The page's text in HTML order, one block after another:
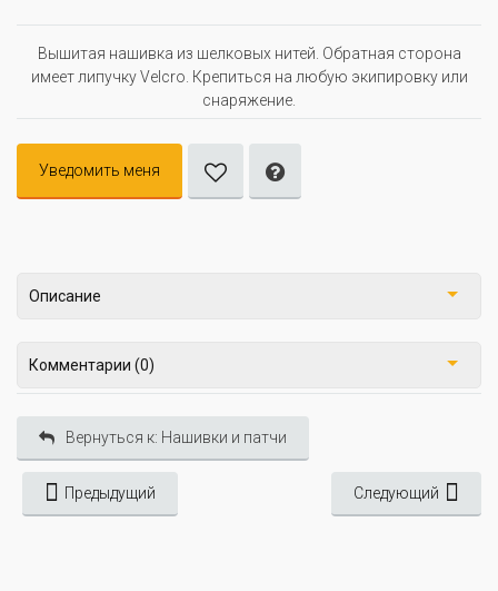
Вышитая нашивка из шелковых нитей. Обратная сторона
имеет липучку Velcro. Крепиться на любую экипировку или
снаряжение.
Уведомить меня
Описание
Комментарии (0)
Вернуться к: Нашивки и патчи
Предыдущий Следующий